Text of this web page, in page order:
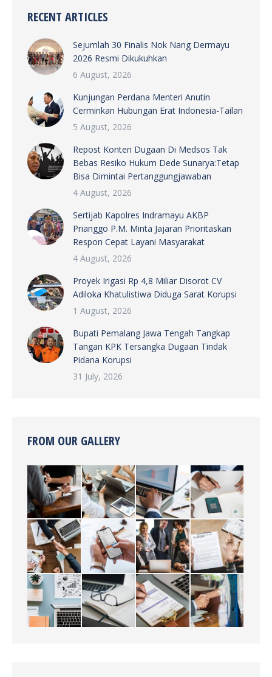
RECENT ARTICLES
Sejumlah 30 Finalis Nok Nang Dermayu
2026 Resmi Dikukuhkan
6 August, 2026
Kunjungan Perdana Menteri Anutin
Cerminkan Hubungan Erat Indonesia-Tailan
5 August, 2026
Repost Konten Dugaan Di Medsos Tak
Bebas Resiko Hukum Dede Sunarya:Tetap
Bisa Dimintai Pertanggungjawaban
4 August, 2026
Sertijab Kapolres Indramayu AKBP
Prianggo P.M. Minta Jajaran Prioritaskan
Respon Cepat Layani Masyarakat
4 August, 2026
Proyek Irigasi Rp 4,8 Miliar Disorot CV
Adiloka Khatulistiwa Diduga Sarat Korupsi
1 August, 2026
Bupati Pemalang Jawa Tengah Tangkap
Tangan KPK Tersangka Dugaan Tindak
Pidana Korupsi
31 July, 2026
FROM OUR GALLERY